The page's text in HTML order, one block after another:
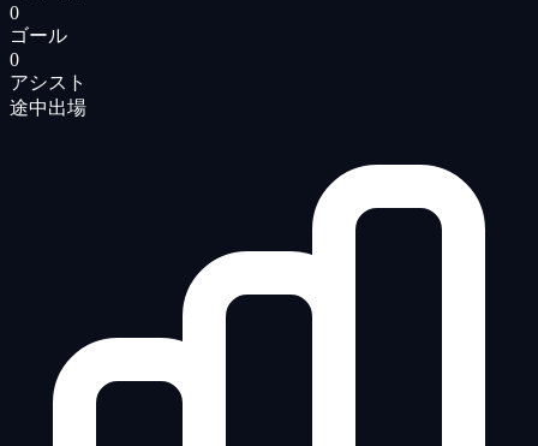
0
ゴール
0
アシスト
途中出場